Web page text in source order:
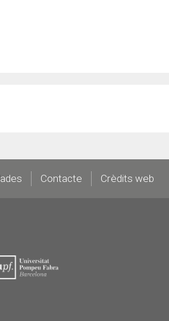
Contacte Crèdits web